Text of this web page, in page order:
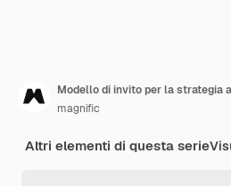
Modello di invito per la strategia
magnific
Altri elementi di questa serie